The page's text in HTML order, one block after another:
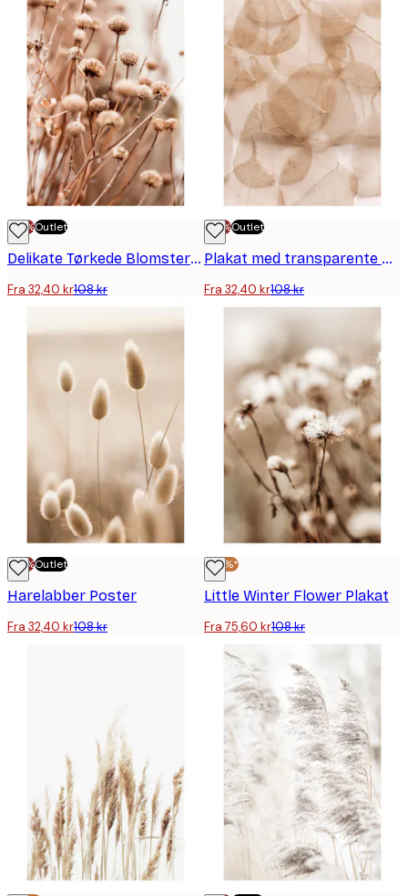
-70%Outlet
Delikate Tørkede Blomster Poster
Fra 32,40 kr108 kr
-70%Outlet
Plakat med transparente blader
Fra 32,40 kr108 kr
-70%Outlet
Harelabber Poster
Fra 32,40 kr108 kr
-30%*
Little Winter Flower Plakat
Fra 75,60 kr108 kr